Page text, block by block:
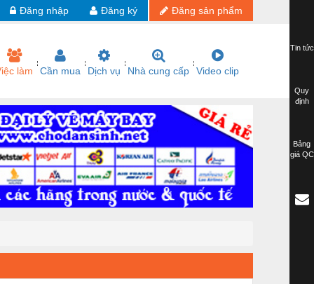
Đăng sản phẩm
Đăng ký
Đăng nhập
làm Cần mua Dịch vụ Nhà cung cấp Video clip
Tin tức
Quy
định
Bảng
giá QC